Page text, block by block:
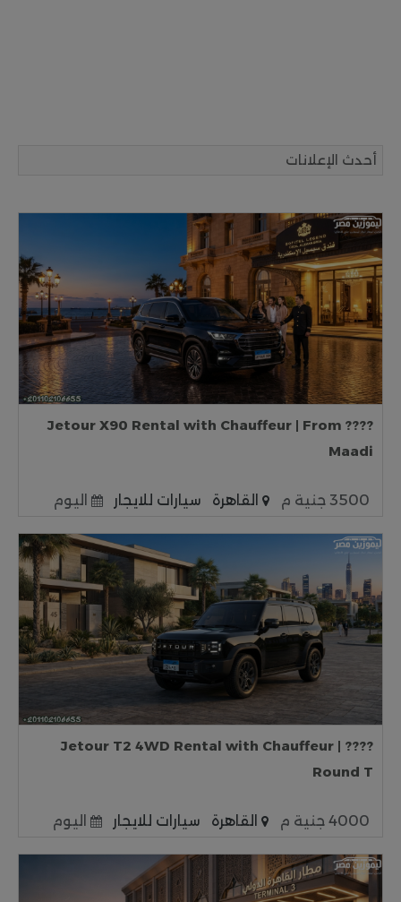
أحدث الإعلانات
???? Jetour X90 Rental with Chauffeur | From
Maadi
3500 جنية م القاهرة سيارات للايجار اليوم
???? Jetour T2 4WD Rental with Chauffeur |
Round T
4000 جنية م القاهرة سيارات للايجار اليوم